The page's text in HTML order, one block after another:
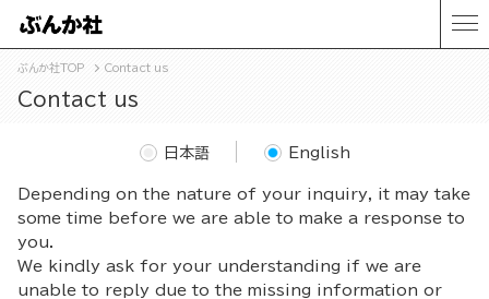
ぶんか社TOP Contact us
Contact us
Depending on the nature of your inquiry, it may take
some time before we are able to make a response to
you.
We kindly ask for your understanding if we are
unable to reply due to the missing information or
日本語 English